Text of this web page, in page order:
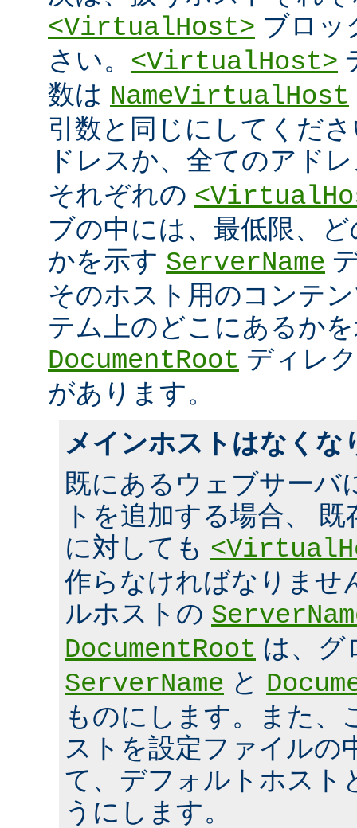
<VirtualHost> ブロッ
さい。 <VirtualHost>
数は NameVirtualHost
引数と同じにしてくだ
ドレスか、全てのアド
それぞれの
ブの中には、最低限、
かを示す ServerName
そのホスト用のコンテ
テム上のどこにあるか
DocumentRoot ディレ
があります。
メインホストはなくな
既にあるウェブサーバ
トを追加する場合、
に対しても
作らなければなりませ
ルホストの
DocumentRoot は、グ
ServerName と
ものにします。また、
ストを設定ファイルの
て、デフォルトホスト
うにします。